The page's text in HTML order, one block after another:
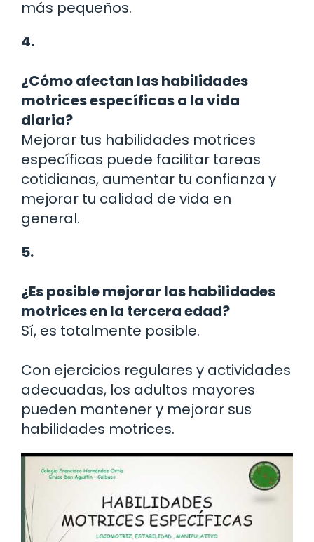
más pequeños.
4.
¿Cómo afectan las habilidades
motrices específicas a la vida
diaria?
Mejorar tus habilidades motrices
específicas puede facilitar tareas
cotidianas, aumentar tu confianza y
mejorar tu calidad de vida en
general.
5.
¿Es posible mejorar las habilidades
motrices en la tercera edad?
Sí, es totalmente posible.
Con ejercicios regulares y actividades
adecuadas, los adultos mayores
pueden mantener y mejorar sus
habilidades motrices.